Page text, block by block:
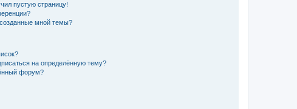
пустую страницу!
мной темы?
на определённую тему?
форум?